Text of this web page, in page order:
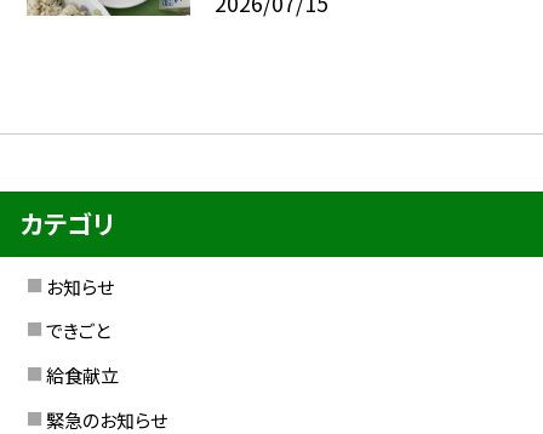
カテゴリ
お知らせ
できごと
給食献立
緊急のお知らせ